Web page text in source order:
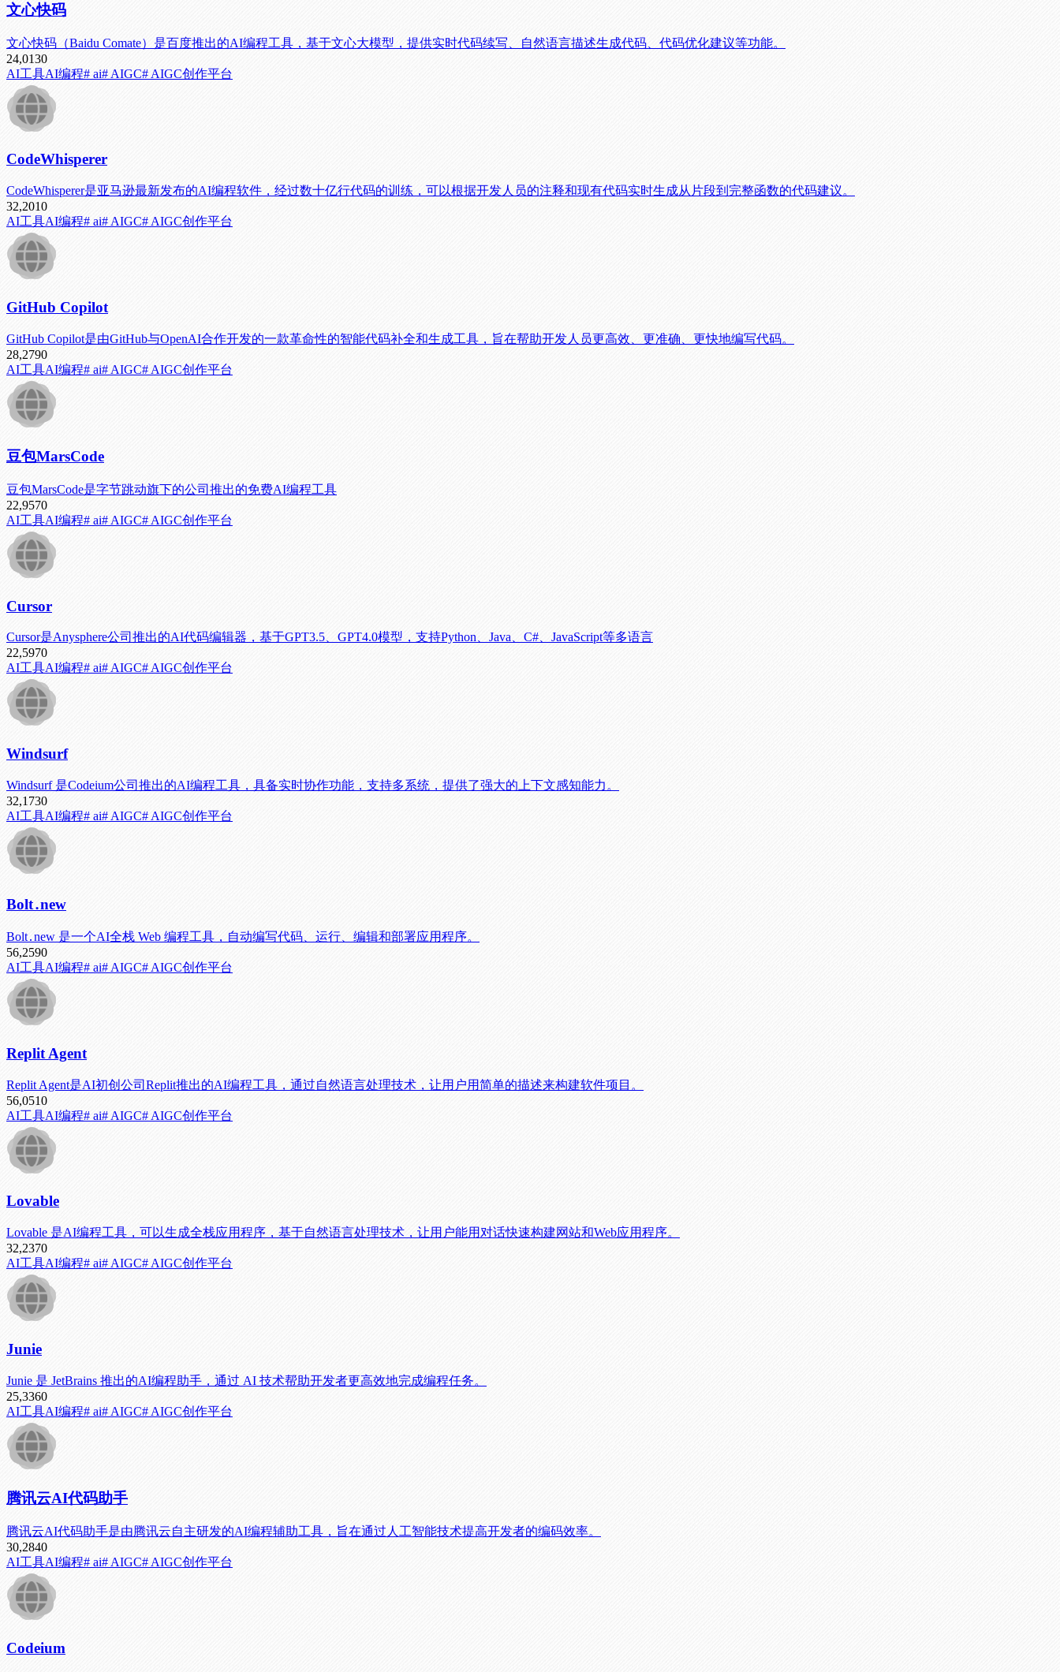
文心快码
文心快码（Baidu Comate）是百度推出的AI编程工具，基于文心大模型，提供实时代码续写、自然语言描述生成代码、代码优化建议等功能。
24,0130
AI工具AI编程# ai# AIGC# AIGC创作平台
CodeWhisperer
CodeWhisperer是亚马逊最新发布的AI编程软件，经过数十亿行代码的训练，可以根据开发人员的注释和现有代码实时生成从片段到完整函数的代码建议。
32,2010
AI工具AI编程# ai# AIGC# AIGC创作平台
GitHub Copilot
GitHub Copilot是由GitHub与OpenAI合作开发的一款革命性的智能代码补全和生成工具，旨在帮助开发人员更高效、更准确、更快地编写代码。
28,2790
AI工具AI编程# ai# AIGC# AIGC创作平台
豆包MarsCode
豆包MarsCode是字节跳动旗下的公司推出的免费AI编程工具
22,9570
AI工具AI编程# ai# AIGC# AIGC创作平台
Cursor
Cursor是Anysphere公司推出的AI代码编辑器，基于GPT3.5、GPT4.0模型，支持Python、Java、C#、JavaScript等多语言
22,5970
AI工具AI编程# ai# AIGC# AIGC创作平台
Windsurf
Windsurf 是Codeium公司推出的AI编程工具，具备实时协作功能，支持多系统，提供了强大的上下文感知能力。
32,1730
AI工具AI编程# ai# AIGC# AIGC创作平台
Bolt․new
Bolt․new 是一个AI全栈 Web 编程工具，自动编写代码、运行、编辑和部署应用程序。
56,2590
AI工具AI编程# ai# AIGC# AIGC创作平台
Replit Agent
Replit Agent是AI初创公司Replit推出的AI编程工具，通过自然语言处理技术，让用户用简单的描述来构建软件项目。
56,0510
AI工具AI编程# ai# AIGC# AIGC创作平台
Lovable
Lovable 是AI编程工具，可以生成全栈应用程序，基于自然语言处理技术，让用户能用对话快速构建网站和Web应用程序。
32,2370
AI工具AI编程# ai# AIGC# AIGC创作平台
Junie
Junie 是 JetBrains 推出的AI编程助手，通过 AI 技术帮助开发者更高效地完成编程任务。
25,3360
AI工具AI编程# ai# AIGC# AIGC创作平台
腾讯云AI代码助手
腾讯云AI代码助手是由腾讯云自主研发的AI编程辅助工具，旨在通过人工智能技术提高开发者的编码效率。
30,2840
AI工具AI编程# ai# AIGC# AIGC创作平台
Codeium